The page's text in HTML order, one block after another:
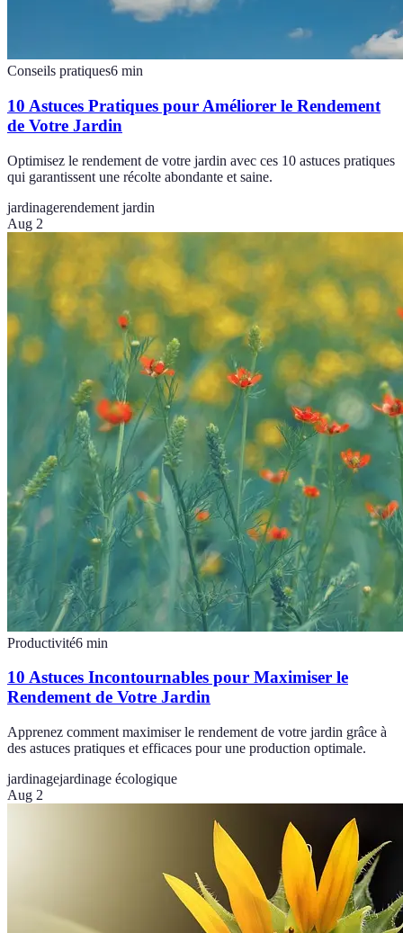
Conseils pratiques6 min
10 Astuces Pratiques pour Améliorer le Rendement
de Votre Jardin
Optimisez le rendement de votre jardin avec ces 10 astuces pratiques
qui garantissent une récolte abondante et saine.
jardinagerendement jardin
Aug 2
Productivité6 min
10 Astuces Incontournables pour Maximiser le
Rendement de Votre Jardin
Apprenez comment maximiser le rendement de votre jardin grâce à
des astuces pratiques et efficaces pour une production optimale.
jardinagejardinage écologique
Aug 2